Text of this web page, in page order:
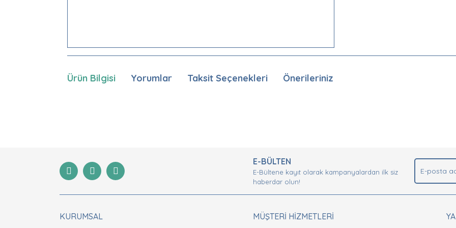
Ürün Bilgisi Yorumlar Taksit Seçenekleri Önerileriniz
Ürün açıklamasında eksik bilgiler bulunuyor.
Bu ürüne benzer farklı alternatifler olmalı.
E-BÜLTEN
E-Bültene kayıt olarak kampanyalardan ilk siz
haberdar olun!
KURUMSAL MÜŞTERİ HİZMETLERİ